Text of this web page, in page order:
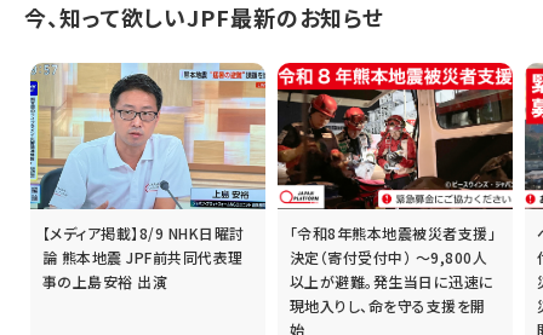
今、知って欲しいJPF最新のお知らせ
【メディア掲載】8/9 NHK日曜討
論 熊本地震 JPF前共同代表理
事の上島安裕 出演
「令和8年熊本地震被災者支援」
決定（寄付受付中） ～9,800人
以上が避難。発生当日に迅速に
現地入りし、命を守る支援を開
始